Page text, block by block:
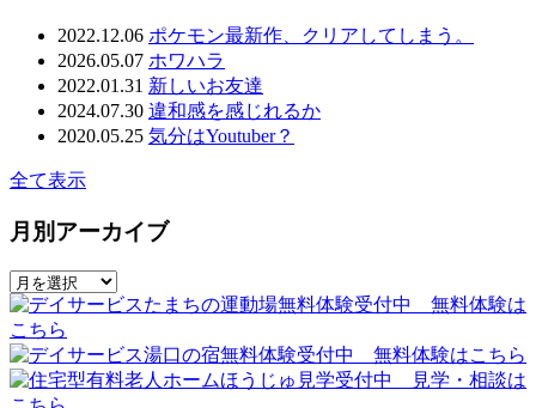
2022.12.06 ポケモン最新作、クリアしてしまう。
2026.05.07 ホワハラ
2022.01.31 新しいお友達
2024.07.30 違和感を感じれるか
2020.05.25 気分はYoutuber？
全て表示
月別アーカイブ